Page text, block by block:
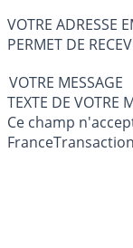
VOTRE ADRESSE
PERMET DE
VOTRE MESSAGE
Ce champ